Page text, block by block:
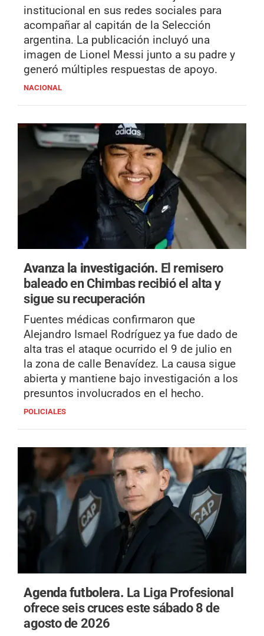
institucional en sus redes sociales para
acompañar al capitán de la Selección
argentina. La publicación incluyó una
imagen de Lionel Messi junto a su padre y
generó múltiples respuestas de apoyo.
NACIONAL
Avanza la investigación. El remisero
baleado en Chimbas recibió el alta y
sigue su recuperación
Fuentes médicas confirmaron que
Alejandro Ismael Rodríguez ya fue dado de
alta tras el ataque ocurrido el 9 de julio en
la zona de calle Benavídez. La causa sigue
abierta y mantiene bajo investigación a los
presuntos involucrados en el hecho.
POLICIALES
Agenda futbolera. La Liga Profesional
ofrece seis cruces este sábado 8 de
agosto de 2026